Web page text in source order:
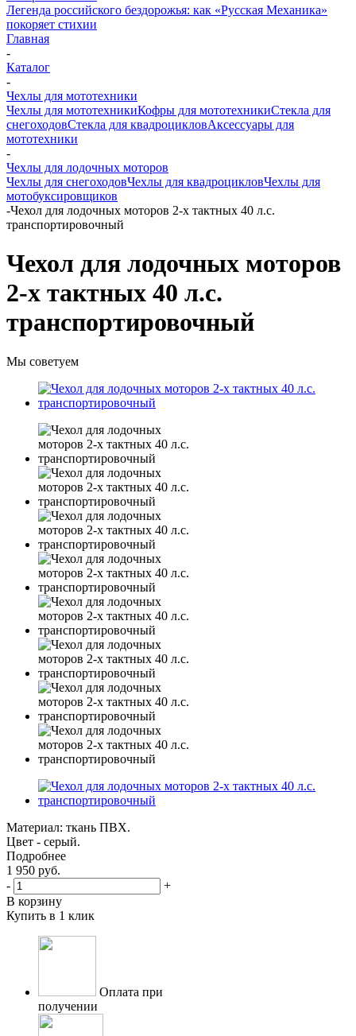
Легенда российского бездорожья: как «Русская Механика»
покоряет стихии
Главная
-
Каталог
-
Чехлы для мототехники
Чехлы для мототехникиКофры для мототехникиСтекла для
снегоходовСтекла для квадроцикловАксессуары для
мототехники
-
Чехлы для лодочных моторов
Чехлы для снегоходовЧехлы для квадроцикловЧехлы для
мотобуксировщиков
-Чехол для лодочных моторов 2-х тактных 40 л.с.
транспортировочный
Чехол для лодочных моторов
2-х тактных 40 л.с.
транспортировочный
Мы советуем
Материал: ткань ПВХ.
Цвет - серый.
Подробнее
1 950 руб.
-
+
В корзину
Купить в 1 клик
Оплата при
получении